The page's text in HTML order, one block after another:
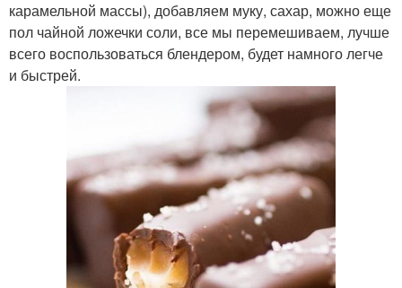
карамельной массы), добавляем муку, сахар, можно еще
пол чайной ложечки соли, все мы перемешиваем, лучше
всего воспользоваться блендером, будет намного легче
и быстрей.